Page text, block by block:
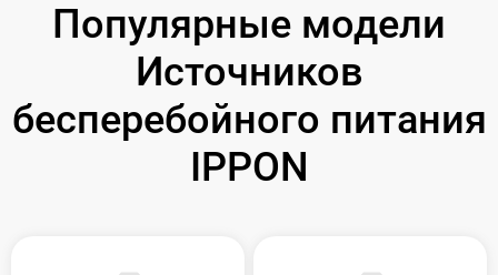
Популярные модели
Источников
бесперебойного питания
IPPON